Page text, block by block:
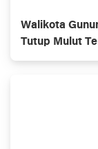
Walikota
Tutup Mulut
2025